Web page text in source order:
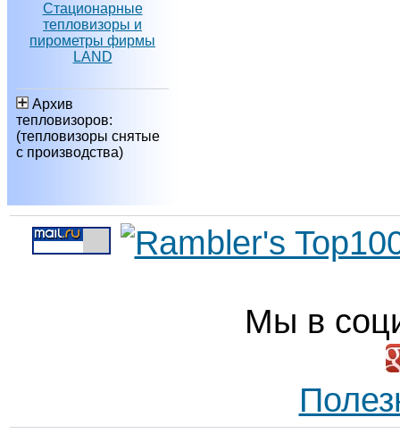
Стационарные
тепловизоры и
пирометры фирмы
LAND
Архив
тепловизоров:
(тепловизоры снятые
с производства)
Мы в